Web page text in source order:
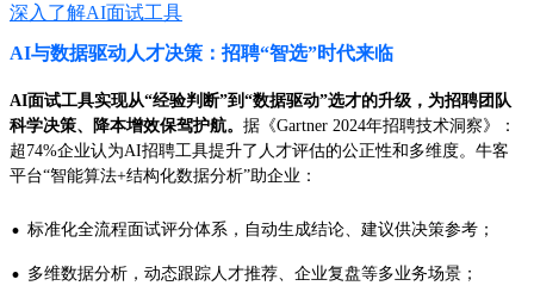
深入了解AI面试工具
AI与数据驱动人才决策：招聘“智选”时代来临
AI面试工具实现从“经验判断”到“数据驱动”选才的升级，为招聘团队
科学决策、降本增效保驾护航。 据《Gartner 2024年招聘技术洞察》：
超74%企业认为AI招聘工具提升了人才评估的公正性和多维度。牛客
平台“智能算法+结构化数据分析”助企业：
· 标准化全流程面试评分体系，自动生成结论、建议供决策参考；
· 多维数据分析，动态跟踪人才推荐、企业复盘等多业务场景；